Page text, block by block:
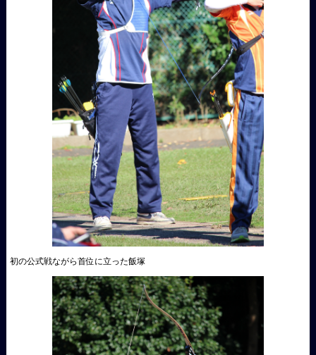
初の公式戦ながら首位に立った飯塚